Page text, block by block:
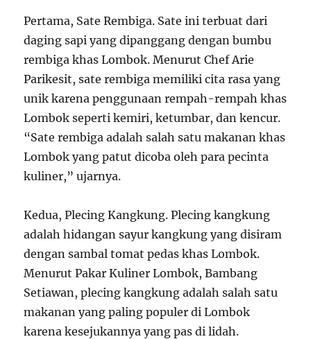
Pertama, Sate Rembiga. Sate ini terbuat dari
daging sapi yang dipanggang dengan bumbu
rembiga khas Lombok. Menurut Chef Arie
Parikesit, sate rembiga memiliki cita rasa yang
unik karena penggunaan rempah-rempah khas
Lombok seperti kemiri, ketumbar, dan kencur.
“Sate rembiga adalah salah satu makanan khas
Lombok yang patut dicoba oleh para pecinta
kuliner,” ujarnya.
Kedua, Plecing Kangkung. Plecing kangkung
adalah hidangan sayur kangkung yang disiram
dengan sambal tomat pedas khas Lombok.
Menurut Pakar Kuliner Lombok, Bambang
Setiawan, plecing kangkung adalah salah satu
makanan yang paling populer di Lombok
karena kesejukannya yang pas di lidah.